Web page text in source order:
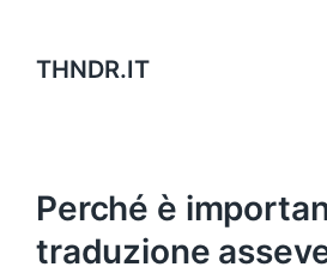
THNDR.IT
Perché è
traduzione